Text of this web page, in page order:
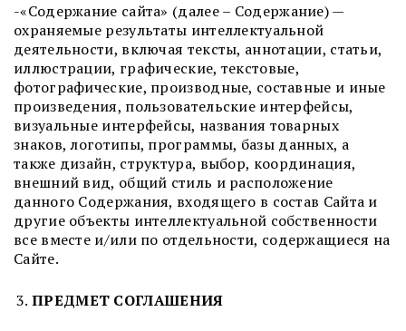
-«Содержание сайта» (далее – Содержание) —
охраняемые результаты интеллектуальной
деятельности, включая тексты, аннотации, статьи,
иллюстрации, графические, текстовые,
фотографические, производные, составные и иные
произведения, пользовательские интерфейсы,
визуальные интерфейсы, названия товарных
знаков, логотипы, программы, базы данных, а
также дизайн, структура, выбор, координация,
внешний вид, общий стиль и расположение
данного Содержания, входящего в состав Сайта и
другие объекты интеллектуальной собственности
все вместе и/или по отдельности, содержащиеся на
Сайте.
ПРЕДМЕТ СОГЛАШЕНИЯ